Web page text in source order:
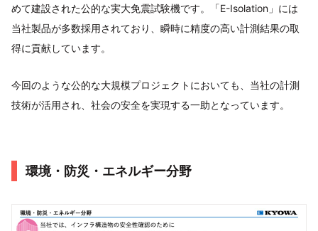
めて建設された公的な実大免震試験機です。「E-Isolation」には
当社製品が多数採用されており、瞬時に精度の高い計測結果の取
得に貢献しています。
今回のような公的な大規模プロジェクトにおいても、当社の計測
技術が活用され、社会の安全を実現する一助となっています。
環境・防災・エネルギー分野